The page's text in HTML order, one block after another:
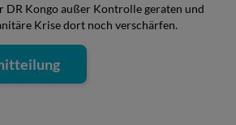
DR Kongo außer Kontrolle geraten und
Krise dort noch verschärfen.